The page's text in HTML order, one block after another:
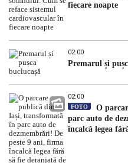
fiecare noapte
02:00
Premarul și
02:00
FOTO
O
parc auto de
încalcă legea